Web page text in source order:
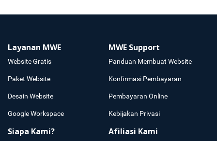
Layanan MWE
Website Gratis
Paket Website
Desain Website
Google Workspace
MWE Support
Panduan Membuat Website
Konfirmasi Pembayaran
Pembayaran Online
Kebijakan Privasi
Siapa Kami? Afiliasi Kami